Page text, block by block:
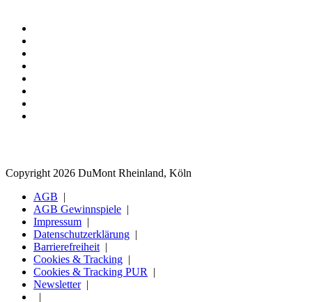
Copyright 2026 DuMont Rheinland, Köln
AGB
AGB Gewinnspiele
Impressum
Datenschutzerklärung
Barrierefreiheit
Cookies & Tracking
Cookies & Tracking PUR
Newsletter